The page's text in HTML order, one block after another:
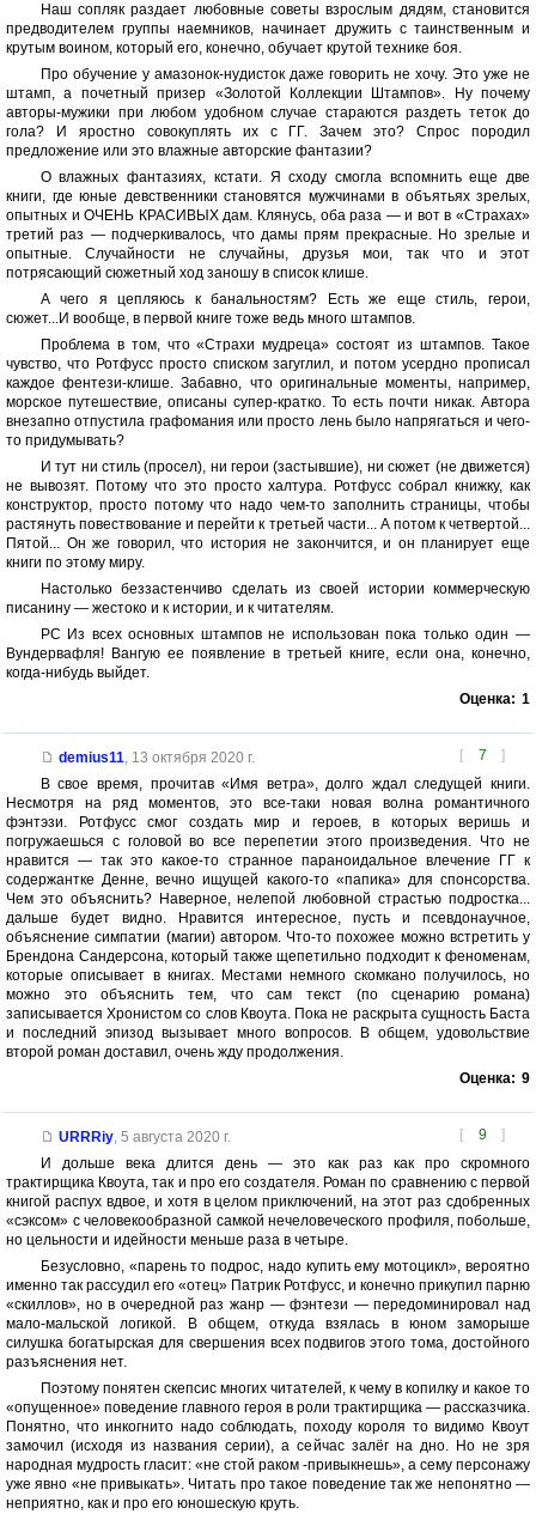
Наш сопляк раздает любовные советы взрослым дядям, становится
предводителем группы наемников, начинает дружить с таинственным и
крутым воином, который его, конечно, обучает крутой технике боя.
Про обучение у амазонок-нудисток даже говорить не хочу. Это уже не
штамп, а почетный призер «Золотой Коллекции Штампов». Ну почему
авторы-мужики при любом удобном случае стараются раздеть теток до
гола? И яростно совокуплять их с ГГ. Зачем это? Спрос породил
предложение или это влажные авторские фантазии?
О влажных фантазиях, кстати. Я сходу смогла вспомнить еще две
книги, где юные девственники становятся мужчинами в объятьях зрелых,
опытных и ОЧЕНЬ КРАСИВЫХ дам. Клянусь, оба раза — и вот в «Страхах»
третий раз — подчеркивалось, что дамы прям прекрасные. Но зрелые и
опытные. Случайности не случайны, друзья мои, так что и этот
потрясающий сюжетный ход заношу в список клише.
А чего я цепляюсь к банальностям? Есть же еще стиль, герои,
сюжет...И вообще, в первой книге тоже ведь много штампов.
Проблема в том, что «Страхи мудреца» состоят из штампов. Такое
чувство, что Ротфусс просто списком загуглил, и потом усердно прописал
каждое фентези-клише. Забавно, что оригинальные моменты, например,
морское путешествие, описаны супер-кратко. То есть почти никак. Автора
внезапно отпустила графомания или просто лень было напрягаться и чего-
то придумывать?
И тут ни стиль (просел), ни герои (застывшие), ни сюжет (не движется)
не вывозят. Потому что это просто халтура. Ротфусс собрал книжку, как
конструктор, просто потому что надо чем-то заполнить страницы, чтобы
растянуть повествование и перейти к третьей части... А потом к четвертой...
Пятой... Он же говорил, что история не закончится, и он планирует еще
книги по этому миру.
Настолько беззастенчиво сделать из своей истории коммерческую
писанину — жестоко и к истории, и к читателям.
РС Из всех основных штампов не использован пока только один —
Вундервафля! Вангую ее появление в третьей книге, если она, конечно,
когда-нибудь выйдет.
Оценка: 1
[ 7 ]
demius11, 13 октября 2020 г.
В свое время, прочитав «Имя ветра», долго ждал следущей книги.
Несмотря на ряд моментов, это все-таки новая волна романтичного
фэнтэзи. Ротфусс смог создать мир и героев, в которых веришь и
погружаешься с головой во все перепетии этого произведения. Что не
нравится — так это какое-то странное параноидальное влечение ГГ к
содержантке Денне, вечно ищущей какого-то «папика» для спонсорства.
Чем это объяснить? Наверное, нелепой любовной страстью подростка...
дальше будет видно. Нравится интересное, пусть и псевдонаучное,
объяснение симпатии (магии) автором. Что-то похожее можно встретить у
Брендона Сандерсона, который также щепетильно подходит к феноменам,
которые описывает в книгах. Местами немного скомкано получилось, но
можно это объяснить тем, что сам текст (по сценарию романа)
записывается Хронистом со слов Квоута. Пока не раскрыта сущность Баста
и последний эпизод вызывает много вопросов. В общем, удовольствие
второй роман доставил, очень жду продолжения.
Оценка: 9
[ 9 ]
URRRiy, 5 августа 2020 г.
И дольше века длится день — это как раз как про скромного
трактирщика Квоута, так и про его создателя. Роман по сравнению с первой
книгой распух вдвое, и хотя в целом приключений, на этот раз сдобренных
«сэксом» с человекообразной самкой нечеловеческого профиля, побольше,
но цельности и идейности меньше раза в четыре.
Безусловно, «парень то подрос, надо купить ему мотоцикл», вероятно
именно так рассудил его «отец» Патрик Ротфусс, и конечно прикупил парню
«скиллов», но в очередной раз жанр — фэнтези — передоминировал над
мало-мальской логикой. В общем, откуда взялась в юном заморыше
силушка богатырская для свершения всех подвигов этого тома, достойного
разъяснения нет.
Поэтому понятен скепсис многих читателей, к чему в копилку и какое то
«опущенное» поведение главного героя в роли трактирщика — рассказчика.
Понятно, что инкогнито надо соблюдать, походу короля то видимо Квоут
замочил (исходя из названия серии), а сейчас залёг на дно. Но не зря
народная мудрость гласит: «не стой раком -привыкнешь», а сему персонажу
уже явно «не привыкать». Читать про такое поведение так же непонятно —
неприятно, как и про его юношескую круть.